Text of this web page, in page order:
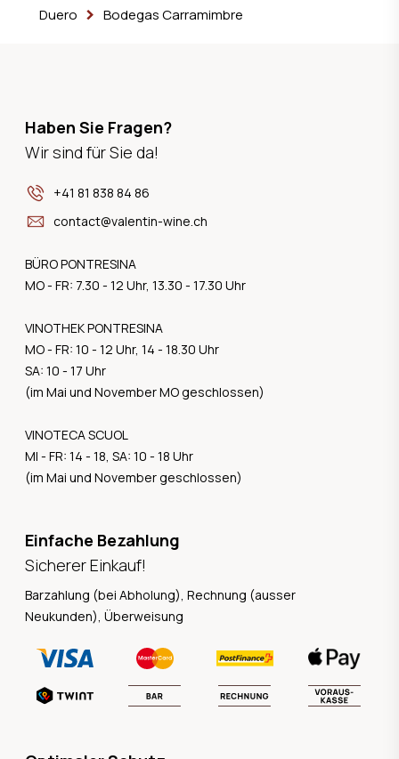
Duero
Bodegas Carramimbre
Haben Sie Fragen?
Wir sind für Sie da!
+41 81 838 84 86
contact@valentin-wine.ch
BÜRO PONTRESINA
MO - FR: 7.30 - 12 Uhr, 13.30 - 17.30 Uhr
VINOTHEK PONTRESINA
MO - FR: 10 - 12 Uhr, 14 - 18.30 Uhr
SA: 10 - 17 Uhr
(im Mai und November MO geschlossen)
VINOTECA SCUOL
MI - FR: 14 - 18, SA: 10 - 18 Uhr
(im Mai und November geschlossen)
Einfache Bezahlung
Sicherer Einkauf!
Barzahlung (bei Abholung), Rechnung (ausser
Neukunden), Überweisung